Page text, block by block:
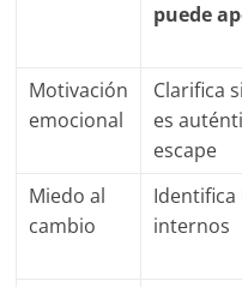
puede
Motivación
emocional
Clarifica
es
escape
Miedo al
cambio
internos